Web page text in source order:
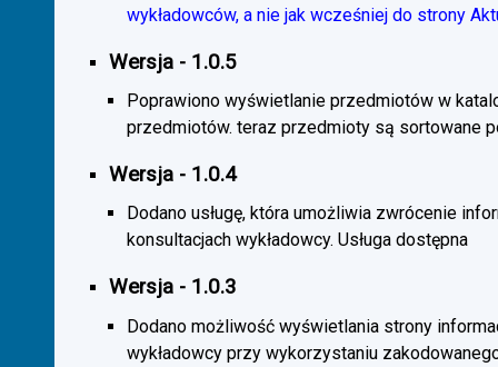
wykładowców, a nie jak wcześniej do strony
Wersja - 1.0.5
Poprawiono wyświetlanie przedmiotów w
przedmiotów. teraz przedmioty są sortowane
Wersja - 1.0.4
Dodano usługę, która umożliwia zwrócenie
konsultacjach wykładowcy. Usługa dostępna
Wersja - 1.0.3
Dodano możliwość wyświetlania strony
wykładowcy przy wykorzystaniu